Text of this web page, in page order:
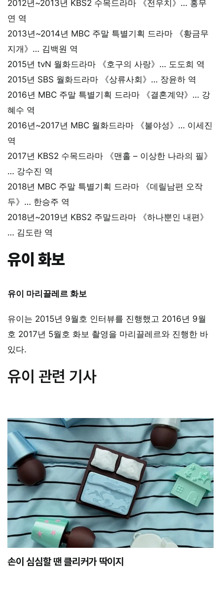
2012년~2013년 KBS2 수목드라마 《전우치》… 홍무
연 역
2013년~2014년 MBC 주말 특별기획 드라마 《황금무
지개》… 김백원 역
2015년 tvN 월화드라마 《호구의 사랑》… 도도희 역
2015년 SBS 월화드라마 《상류사회》… 장윤하 역
2016년 MBC 주말 특별기획 드라마 《결혼계약》… 강
혜수 역
2016년~2017년 MBC 월화드라마 《불야성》… 이세진
역
2017년 KBS2 수목드라마 《맨홀 – 이상한 나라의 필》
… 강수진 역
2018년 MBC 주말 특별기획 드라마 《데릴남편 오작
두》… 한승주 역
2018년~2019년 KBS2 주말드라마 《하나뿐인 내편》
… 김도란 역
유이 화보
유이 마리끌레르 화보
유이는 2015년 9월호 인터뷰를 진행했고 2016년 9월
호 2017년 5월호 화보 촬영을 마리끌레르와 진행한 바
있다.
유이 관련 기사
손이 심심할 땐 클리커가 딱이지